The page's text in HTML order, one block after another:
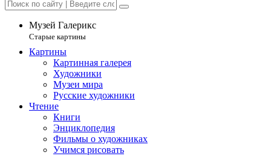
Музей Галерикс
Старые картины
Картины
Картинная галерея
Художники
Музеи мира
Русские художники
Чтение
Книги
Энциклопедия
Фильмы о художниках
Учимся рисовать